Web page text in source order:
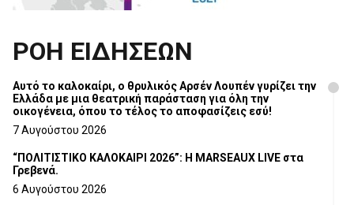
ΡΟΗ ΕΙΔΗΣΕΩΝ
Αυτό το καλοκαίρι, ο θρυλικός Αρσέν Λουπέν γυρίζει την
Ελλάδα με μια θεατρική παράσταση για όλη την
οικογένεια, όπου το τέλος το αποφασίζεις εσύ!
7 Αυγούστου 2026
“ΠΟΛΙΤΙΣΤΙΚΟ ΚΑΛΟΚΑΙΡΙ 2026”: Η MARSEAUX LIVE στα
Γρεβενά.
6 Αυγούστου 2026